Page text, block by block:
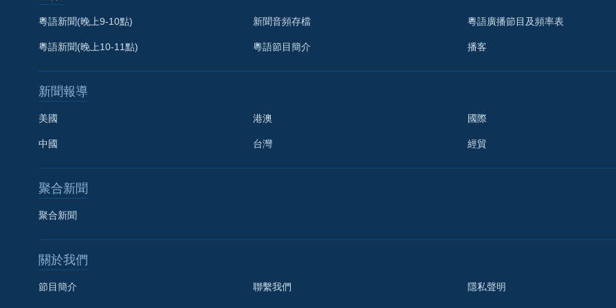
粵語新聞(晚上9-10點)
粵語新聞(晚上10-11點)
新聞音頻存檔
粵語節目簡介
粵語廣播節目及頻率表
播客
新聞報導
美國
中國
港澳
台灣
國際
經貿
聚合新聞
聚合新聞
關於我們
節目簡介 聯繫我們 隱私聲明